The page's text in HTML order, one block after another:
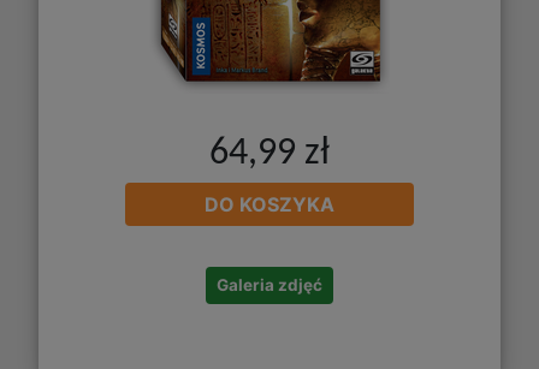
64,99 zł
DO KOSZYKA
Galeria zdjęć